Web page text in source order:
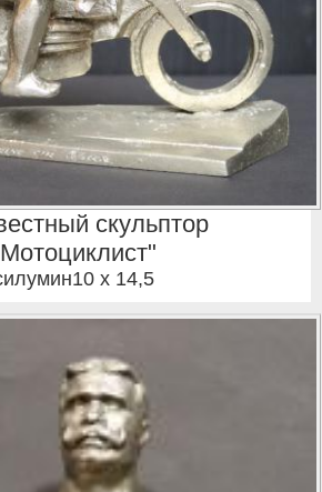
скульптор
x 14,5